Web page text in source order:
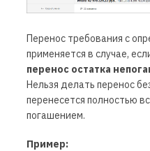
Перенос требования с
применяется в случае,
перенос остатка
Нельзя делать перенос
перенесется полностью
погашением.
Пример: